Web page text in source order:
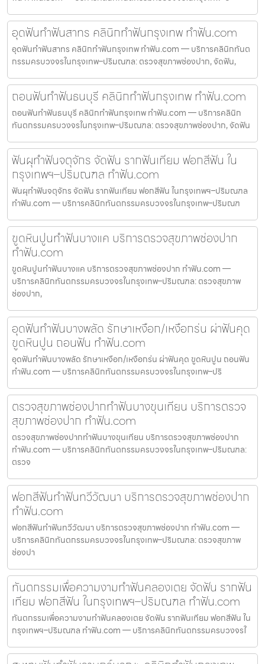
อุดฟันทำฟันสาทร คลินิกทำฟันกรุงเทพ ทำฟัน.com
อุดฟันทำฟันสาทร คลินิกทำฟันกรุงเทพ ทำฟัน.com — บริการคลินิกทันต
กรรมครบวงจรในกรุงเทพ–ปริมณฑล: ตรวจสุขภาพช่องปาก, จัดฟัน,
ถอนฟันทำฟันธนบุรี คลินิกทำฟันกรุงเทพ ทำฟัน.com
ถอนฟันทำฟันธนบุรี คลินิกทำฟันกรุงเทพ ทำฟัน.com — บริการคลินิก
ทันตกรรมครบวงจรในกรุงเทพ–ปริมณฑล: ตรวจสุขภาพช่องปาก, จัดฟัน
ฟันผุทำฟันจตุจักร จัดฟัน รากฟันเทียม ฟอกสีฟัน ใน
กรุงเทพฯ–ปริมณฑล ทำฟัน.com
ฟันผุทำฟันจตุจักร จัดฟัน รากฟันเทียม ฟอกสีฟัน ในกรุงเทพฯ–ปริมณฑล
ทำฟัน.com — บริการคลินิกทันตกรรมครบวงจรในกรุงเทพ–ปริมณฑ
ขูดหินปูนทำฟันบางแค บริการตรวจสุขภาพช่องปาก
ทำฟัน.com
ขูดหินปูนทำฟันบางแค บริการตรวจสุขภาพช่องปาก ทำฟัน.com —
บริการคลินิกทันตกรรมครบวงจรในกรุงเทพ–ปริมณฑล: ตรวจสุขภาพ
ช่องปาก,
อุดฟันทำฟันบางพลัด รักษาเหงือก/เหงือกร่น ผ่าฟันคุด
ขูดหินปูน ถอนฟัน ทำฟัน.com
อุดฟันทำฟันบางพลัด รักษาเหงือก/เหงือกร่น ผ่าฟันคุด ขูดหินปูน ถอนฟัน
ทำฟัน.com — บริการคลินิกทันตกรรมครบวงจรในกรุงเทพ–ปริ
ตรวจสุขภาพช่องปากทำฟันบางขุนเทียน บริการตรวจ
สุขภาพช่องปาก ทำฟัน.com
ตรวจสุขภาพช่องปากทำฟันบางขุนเทียน บริการตรวจสุขภาพช่องปาก
ทำฟัน.com — บริการคลินิกทันตกรรมครบวงจรในกรุงเทพ–ปริมณฑล:
ตรวจ
ฟอกสีฟันทำฟันทวีวัฒนา บริการตรวจสุขภาพช่องปาก
ทำฟัน.com
ฟอกสีฟันทำฟันทวีวัฒนา บริการตรวจสุขภาพช่องปาก ทำฟัน.com —
บริการคลินิกทันตกรรมครบวงจรในกรุงเทพ–ปริมณฑล: ตรวจสุขภาพ
ช่องปา
ทันตกรรมเพื่อความงามทำฟันคลองเตย จัดฟัน รากฟัน
เทียม ฟอกสีฟัน ในกรุงเทพฯ–ปริมณฑล ทำฟัน.com
ทันตกรรมเพื่อความงามทำฟันคลองเตย จัดฟัน รากฟันเทียม ฟอกสีฟัน ใน
กรุงเทพฯ–ปริมณฑล ทำฟัน.com — บริการคลินิกทันตกรรมครบวงจรใ